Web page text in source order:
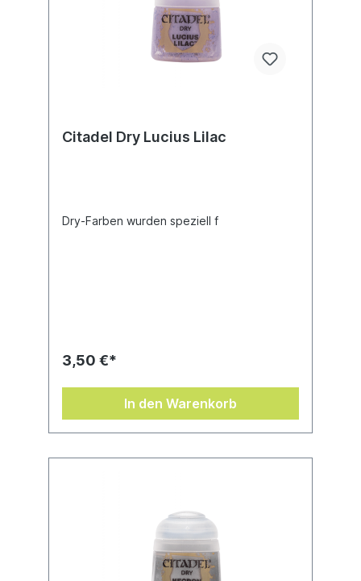
Citadel Dry Lucius Lilac
Dry-Farben wurden speziell f
3,50 €*
In den Warenkorb